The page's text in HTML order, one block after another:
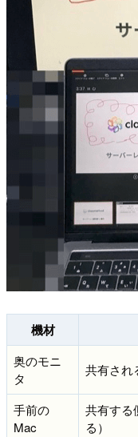
機材
奥のモニ
タ
共有され
手前の
Mac
共有す
る）